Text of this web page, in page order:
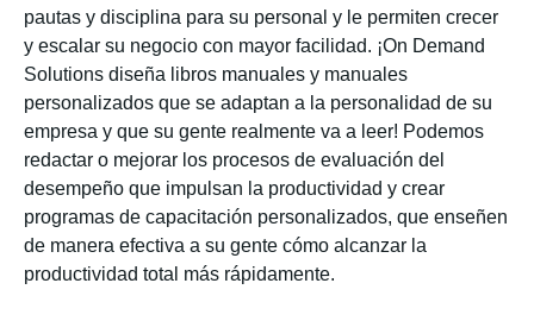
pautas y disciplina para su personal y le permiten crecer
y escalar su negocio con mayor facilidad. ¡On Demand
Solutions diseña libros manuales y manuales
personalizados que se adaptan a la personalidad de su
empresa y que su gente realmente va a leer! Podemos
redactar o mejorar los procesos de evaluación del
desempeño que impulsan la productividad y crear
programas de capacitación personalizados, que enseñen
de manera efectiva a su gente cómo alcanzar la
productividad total más rápidamente.